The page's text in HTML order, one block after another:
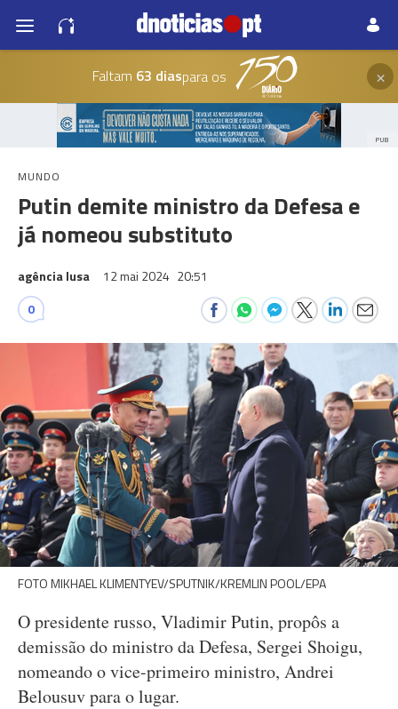
Faltam 63 diaspara os ×
PUB
MUNDO
Putin demite ministro da Defesa e
já nomeou substituto
agência lusa 12 mai 2024 20:51
0
FOTO MIKHAEL KLIMENTYEV/SPUTNIK/KREMLIN POOL/EPA
O presidente russo, Vladimir Putin, propôs a
demissão do ministro da Defesa, Sergei Shoigu,
nomeando o vice-primeiro ministro, Andrei
Belousuv para o lugar.